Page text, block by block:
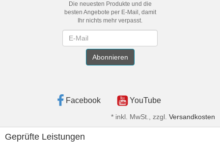
Die neuesten Produkte und die
besten Angebote per E-Mail, damit
Ihr nichts mehr verpasst.
Abonnieren
Facebook YouTube
* inkl. MwSt., zzgl. Versandkosten
Geprüfte Leistungen